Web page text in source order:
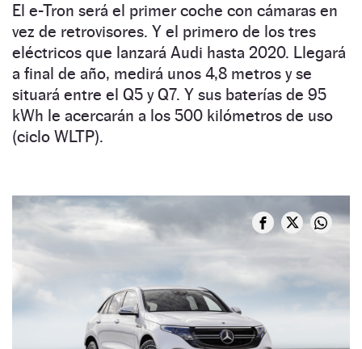
El e-Tron será el primer coche con cámaras en
vez de retrovisores. Y el primero de los tres
eléctricos que lanzará Audi hasta 2020. Llegará
a final de año, medirá unos 4,8 metros y se
situará entre el Q5 y Q7. Y sus baterías de 95
kWh le acercarán a los 500 kilómetros de uso
(ciclo WLTP).